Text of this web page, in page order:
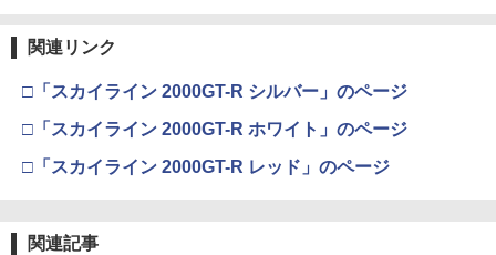
関連リンク
□「スカイライン 2000GT-R シルバー」のページ
□「スカイライン 2000GT-R ホワイト」のページ
□「スカイライン 2000GT-R レッド」のページ
関連記事